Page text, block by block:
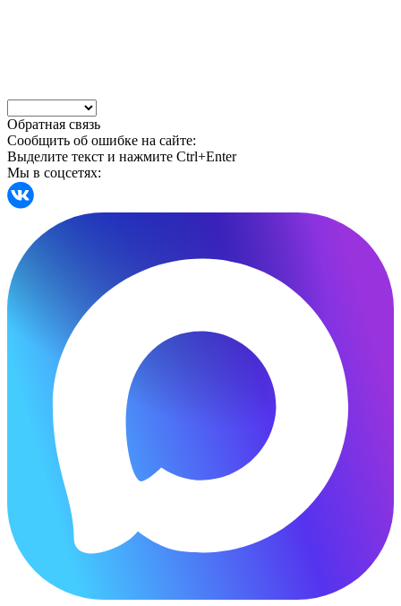
Обратная связь
Сообщить об ошибке на сайте:
Выделите текст и нажмите Ctrl+Enter
Мы в соцсетях: